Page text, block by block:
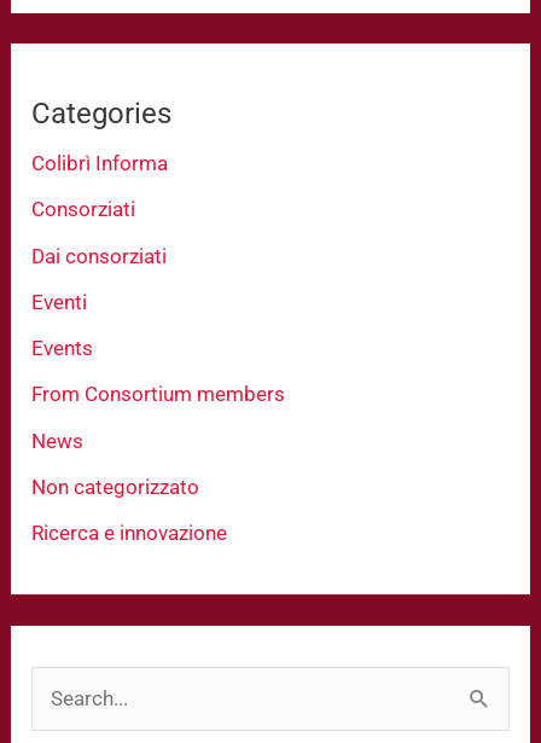
Categories
Colibrì Informa
Consorziati
Dai consorziati
Eventi
Events
From Consortium members
News
Non categorizzato
Ricerca e innovazione